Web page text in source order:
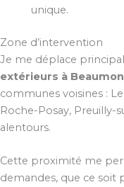
unique.
Zone d’intervention
Je me déplace
extérieurs à
communes voisines :
Roche-Posay, Preuilly-
alentours.
Cette proximité me
demandes, que ce soit